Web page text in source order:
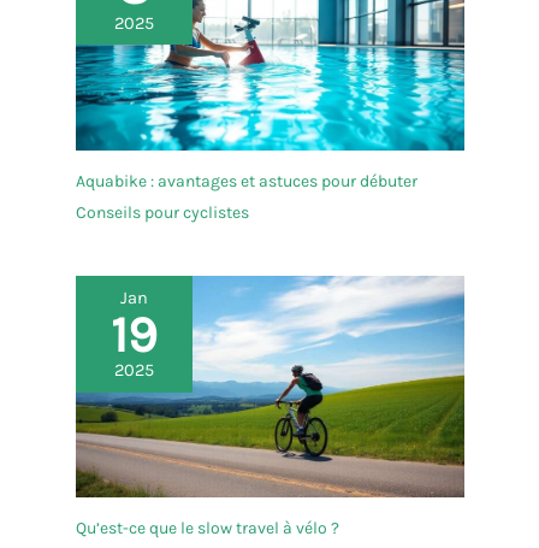
2025
Aquabike : avantages et astuces pour débuter
Conseils pour cyclistes
Jan
19
2025
Qu’est-ce que le slow travel à vélo ?